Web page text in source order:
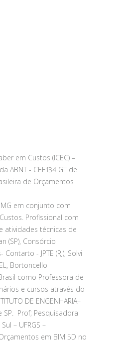
em Custos (ICEC) –
ABNT - CEE134 GT de
de Orçamentos
em conjunto com
Profissional com
atividades técnicas de
(SP), Consórcio
- JPTE (RJ), Solvi
Bortoncello
como Professora de
e cursos através do
DE ENGENHARIA–
SP. Prof; Pesquisadora
– UFRGS –
em BIM 5D no